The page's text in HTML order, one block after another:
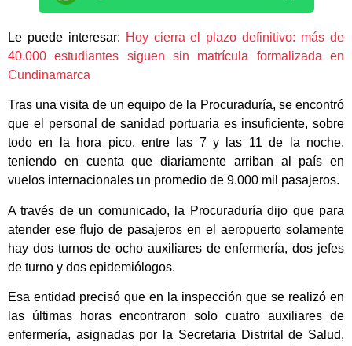
Le puede interesar: Hoy cierra el plazo definitivo: más de
40.000 estudiantes siguen sin matrícula formalizada en
Cundinamarca
Tras una visita de un equipo de la Procuraduría, se encontró
que el personal de sanidad portuaria es insuficiente, sobre
todo en la hora pico, entre las 7 y las 11 de la noche,
teniendo en cuenta que diariamente arriban al país en
vuelos internacionales un promedio de 9.000 mil pasajeros.
A través de un comunicado, la Procuraduría dijo que para
atender ese flujo de pasajeros en el aeropuerto solamente
hay dos turnos de ocho auxiliares de enfermería, dos jefes
de turno y dos epidemiólogos.
Esa entidad precisó que en la inspección que se realizó en
las últimas horas encontraron solo cuatro auxiliares de
enfermería, asignadas por la Secretaria Distrital de Salud,